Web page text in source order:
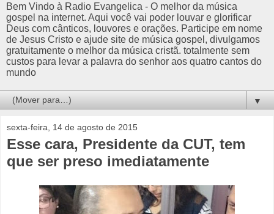
Bem Vindo à Radio Evangelica - O melhor da música
gospel na internet. Aqui você vai poder louvar e glorificar
Deus com cânticos, louvores e orações. Participe em nome
de Jesus Cristo e ajude site de música gospel, divulgamos
gratuitamente o melhor da música cristã. totalmente sem
custos para levar a palavra do senhor aos quatro cantos do
mundo
▼
sexta-feira, 14 de agosto de 2015
Esse cara, Presidente da CUT, tem
que ser preso imediatamente